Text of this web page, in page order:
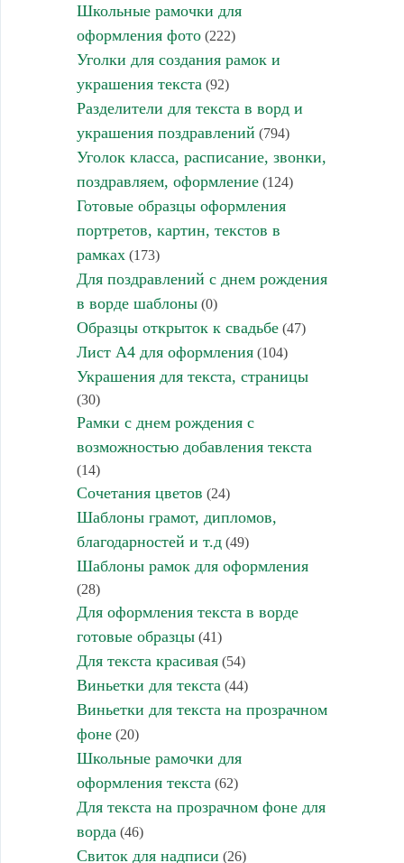
Школьные рамочки для
оформления фото(222)
Уголки для создания рамок и
украшения текста (92)
Разделители для текста в ворд и
украшения поздравлений (794)
Уголок класса, расписание, звонки,
поздравляем, оформление(124)
Готовые образцы оформления
портретов, картин, текстов в
рамках(173)
Для поздравлений с днем рождения
в ворде шаблоны(0)
Образцы открыток к свадьбе(47)
Лист А4 для оформления(104)
Украшения для текста, страницы
(30)
Рамки с днем рождения с
возможностью добавления текста
(14)
Сочетания цветов (24)
Шаблоны грамот, дипломов,
благодарностей и т.д(49)
Шаблоны рамок для оформления
(28)
Для оформления текста в ворде
готовые образцы(41)
Для текста красивая(54)
Виньетки для текста (44)
Виньетки для текста на прозрачном
фоне(20)
Школьные рамочки для
оформления текста (62)
Для текста на прозрачном фоне для
ворда (46)
Свиток для надписи (26)